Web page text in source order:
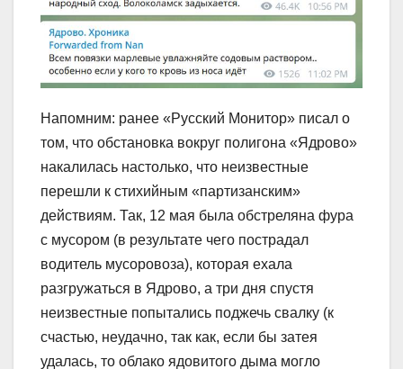
Напомним: ранее «Русский Монитор» писал о
том, что обстановка вокруг полигона «Ядрово»
накалилась настолько, что неизвестные
перешли к стихийным «партизанским»
действиям. Так, 12 мая была обстреляна фура
с мусором (в результате чего пострадал
водитель мусоровоза), которая ехала
разгружаться в Ядрово, а три дня спустя
неизвестные попытались поджечь свалку (к
счастью, неудачно, так как, если бы затея
удалась, то облако ядовитого дыма могло